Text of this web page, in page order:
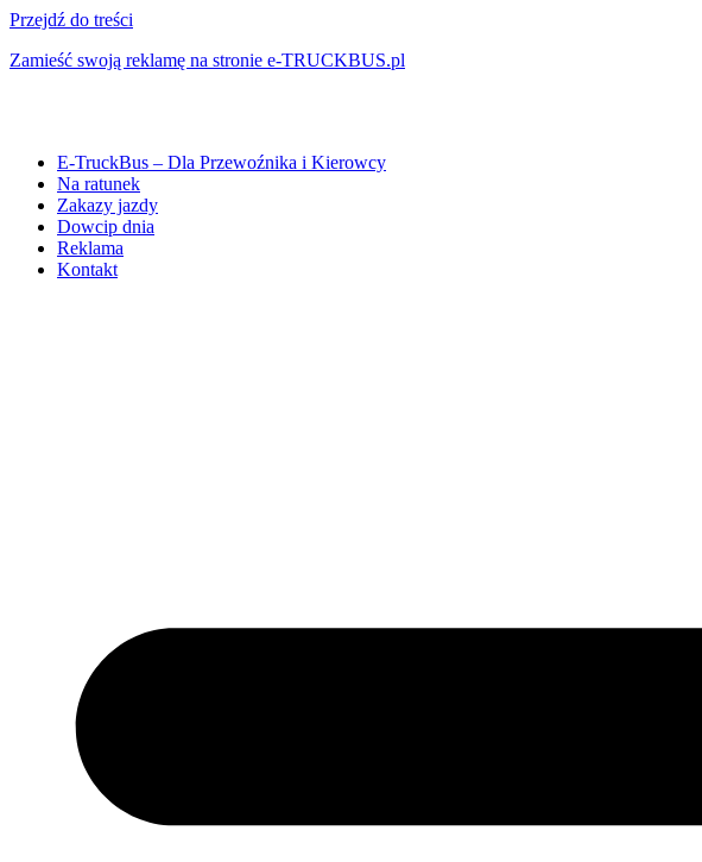
Przejdź do treści
Zamieść swoją reklamę na stronie e-TRUCKBUS.pl
E-TruckBus – Dla Przewoźnika i Kierowcy
Na ratunek
Zakazy jazdy
Dowcip dnia
Reklama
Kontakt